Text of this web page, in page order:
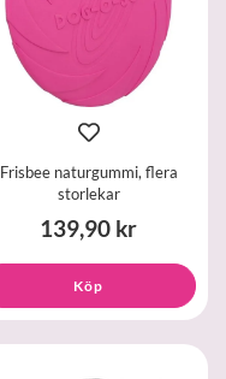
Frisbee naturgummi, flera
storlekar
139,90 kr
Köp